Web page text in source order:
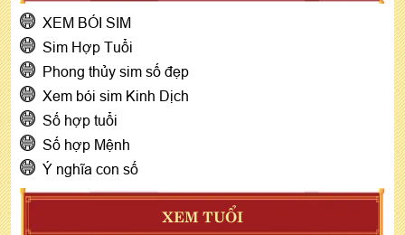
XEM BÓI SIM
Sim Hợp Tuổi
Phong thủy sim số đẹp
Xem bói sim Kinh Dịch
Số hợp tuổi
Số hợp Mệnh
Ý nghĩa con số
XEM TUỔI